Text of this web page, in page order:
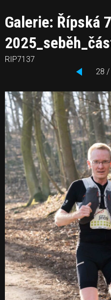
Galerie: Řípská 7
RIP7137
28 /